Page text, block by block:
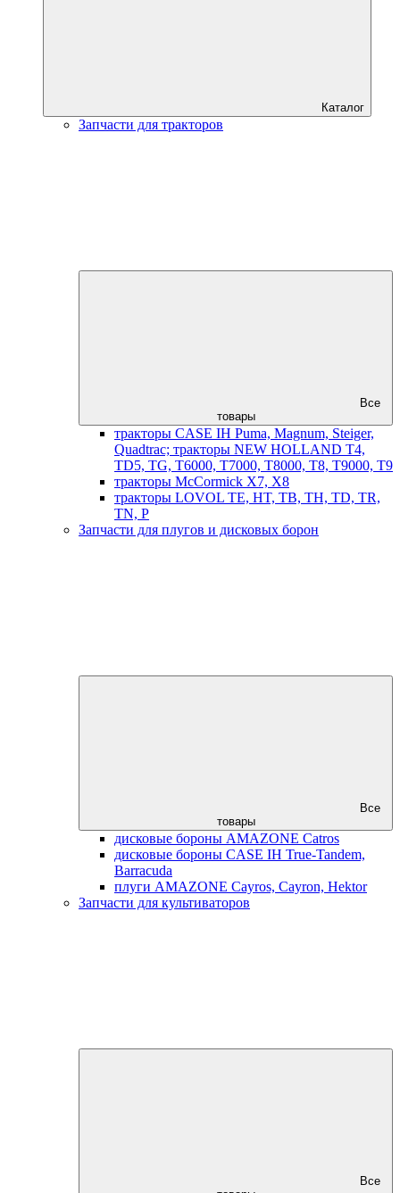
Каталог
Запчасти для тракторов
Все
товары
тракторы CASE IH Puma, Magnum, Steiger,
Quadtrac; тракторы NEW HOLLAND T4,
TD5, TG, T6000, T7000, T8000, T8, T9000, T9
тракторы McCormick X7, X8
тракторы LOVOL TE, HT, TB, TH, TD, TR,
TN, P
Запчасти для плугов и дисковых борон
Все
товары
дисковые бороны AMAZONE Catros
дисковые бороны CASE IH True-Tandem,
Barracuda
плуги AMAZONE Cayros, Cayron, Hektor
Запчасти для культиваторов
Все